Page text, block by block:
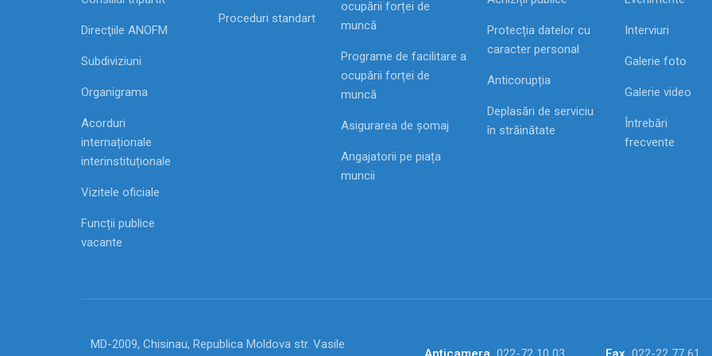
Direcţiile ANOFM
Subdiviziuni
Organigrama
Acorduri
internaționale
interinstituționale
Vizitele oficiale
Funcții publice
vacante
Proceduri standart
ocupării forței de
muncă
Programe de facilitare a
ocupării forței de
muncă
Asigurarea de șomaj
Angajatorii pe piața
muncii
Protecția datelor cu
caracter personal
Anticorupția
Deplasări de serviciu
în străinătate
Interviuri
Galerie foto
Galerie video
Întrebări
frecvente
MD-2009, Chisinau, Republica Moldova str. Vasile